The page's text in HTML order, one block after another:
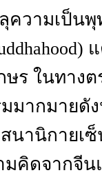
ความเป็นพุ
ร ในทางต
มากมายดั
นานิกายเ
คิดจากจีน